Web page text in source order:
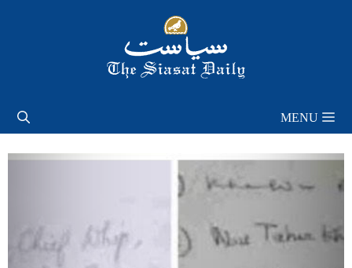
MENU